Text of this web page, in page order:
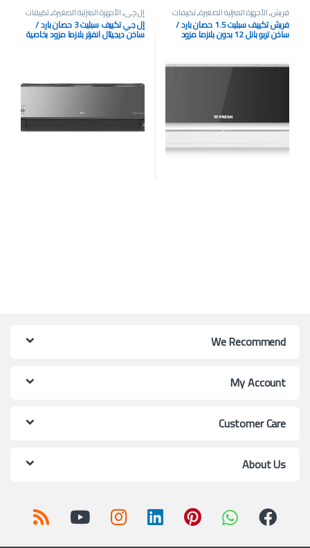
فريش,الأجهزة المنزلية الصغيرة,تكييفات
فريش تكييف سبليت 1.5 حصان بارد /
ساخن تربو بانل 12 بدون بلازما مزود
بخاصية التبريد السريع اسود
إل چي,الأجهزة المنزلية الصغيرة,تكييفات
إل جي تكييف سبليت 3 حصان بارد /
ساخن ديجيتال انفرتر بلازما مزود بخاصية
التبريد فائق السرعة اسود S4-
We Recommend
My Account
Customer Care
About Us